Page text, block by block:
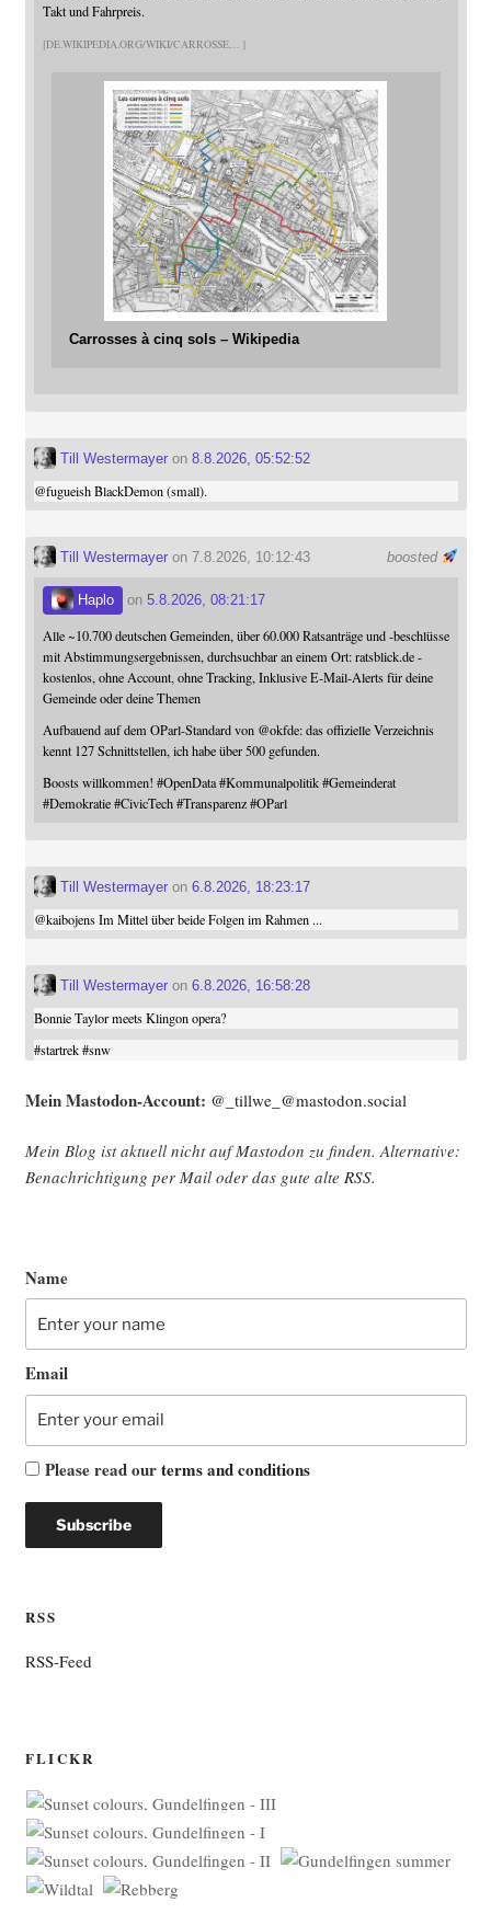
Takt und Fahrpreis.
DE.WIKIPEDIA.ORG/WIKI/CARROSSE
Carrosses à cinq sols – Wikipedia
Till Westermayeron 8.8.2026, 05:52:52
@fugueishBlackDemon (small).
boosted
Till Westermayeron 7.8.2026, 10:12:43
Haplo on 5.8.2026, 08:21:17
Alle ~10.700 deutschen Gemeinden, über 60.000 Ratsanträge und -beschlüsse
mit Abstimmungsergebnissen, durchsuchbar an einem Ort: ratsblick.de -
kostenlos, ohne Account, ohne Tracking, Inklusive E-Mail-Alerts für deine
Gemeinde oder deine Themen
Aufbauend auf dem OParl-Standard von @okfde: das offizielle Verzeichnis
kennt 127 Schnittstellen, ich habe über 500 gefunden.
Boosts willkommen! #OpenData #Kommunalpolitik #Gemeinderat
#Demokratie #CivicTech #Transparenz #OParl
Till Westermayeron 6.8.2026, 18:23:17
@kaibojensIm Mittel über beide Folgen im Rahmen ...
Till Westermayeron 6.8.2026, 16:58:28
Bonnie Taylor meets Klingon opera?
#startrek #snw
Mein Mast­o­don-Account: @_tillwe_@mastodon.social
Mein Blog ist aktu­ell nicht auf Mast­o­don zu fin­den. Alter­na­ti­ve:
Benach­rich­ti­gung per Mail oder das gute alte RSS.
Name
Email
Please read ourterms and conditions
RSS
RSS-Feed
FLICKR